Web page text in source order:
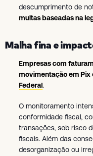
descumprimento de
multas baseadas na
Malha fina e
Empresas com
movimentação em Pix
Federal.
O monitoramento
conformidade fiscal,
transações, sob risco
fiscais. Além das
desorganização ou